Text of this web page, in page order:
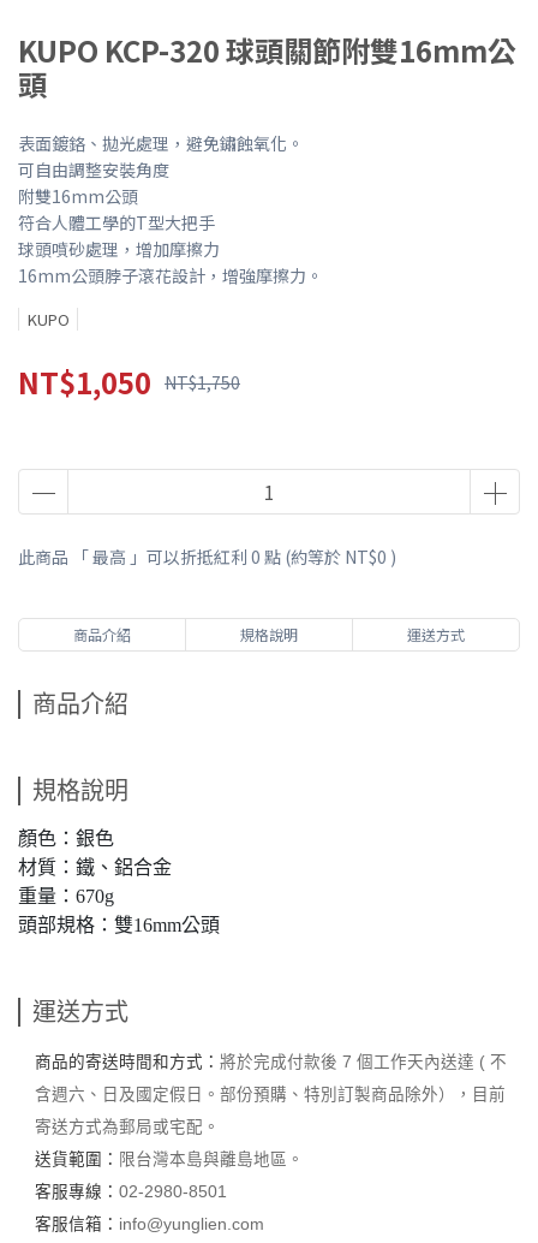
KUPO KCP-320 球頭關節附雙16mm公
頭
表面鍍鉻、拋光處理，避免鏽蝕氧化。
可自由調整安裝角度
附雙16mm公頭
符合人體工學的T型大把手
球頭噴砂處理，增加摩擦力
16mm公頭脖子滾花設計，增強摩擦力。
KUPO
NT$1,050 NT$1,750
此商品 「 最高 」可以折抵紅利 0 點 (約等於 NT$0 )
商品介紹 規格說明 運送方式
商品介紹
規格說明
顏色：銀色
材質：鐵、鋁合金
重量：670g
頭部規格：雙16mm公頭
運送方式
商品的寄送時間和方式： 將於完成付款後 7 個工作天內送達 ( 不
含週六、日及國定假日。部份預購、特別訂製商品除外），目前
寄送方式為郵局或宅配。
送貨範圍： 限台灣本島與離島地區。
客服專線： 02-2980-8501
客服信箱： info@yunglien.com